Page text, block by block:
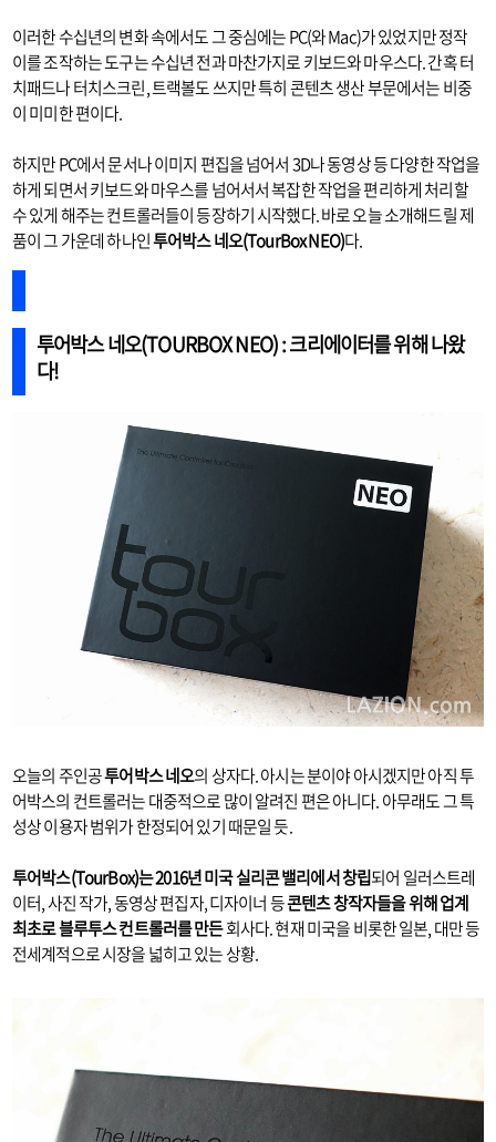
이러한 수십년의 변화 속에서도 그 중심에는 PC(와 Mac)가 있었지만 정작
이를 조작하는 도구는 수십년 전과 마찬가지로 키보드와 마우스다. 간혹 터
치패드나 터치스크린, 트랙볼도 쓰지만 특히 콘텐츠 생산 부문에서는 비중
이 미미한 편이다.
하지만 PC에서 문서나 이미지 편집을 넘어서 3D나 동영상 등 다양한 작업을
하게 되면서 키보드와 마우스를 넘어서서 복잡한 작업을 편리하게 처리할
수 있게 해주는 컨트롤러들이 등장하기 시작했다. 바로 오늘 소개해드릴 제
품이 그 가운데 하나인투어박스 네오(TourBox NEO)다.
투어박스 네오(TOURBOX NEO) : 크리에이터를 위해 나왔
다!
오늘의 주인공투어박스 네오의 상자다. 아시는 분이야 아시겠지만 아직 투
어박스의 컨트롤러는 대중적으로 많이 알려진 편은 아니다. 아무래도 그 특
성상 이용자 범위가 한정되어 있기 때문일 듯.
투어박스(TourBox)는 2016년 미국 실리콘 밸리에서 창립되어 일러스트레
이터, 사진 작가, 동영상 편집자, 디자이너 등콘텐츠 창작자들을 위해 업계
최초로 블루투스 컨트롤러를 만든회사다. 현재 미국을 비롯한 일본, 대만 등
전세계적으로 시장을 넓히고 있는 상황.